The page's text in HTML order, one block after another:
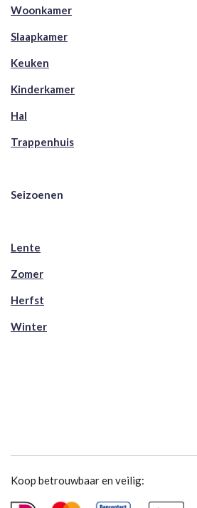
Woonkamer
Slaapkamer
Keuken
Kinderkamer
Hal
Trappenhuis
Seizoenen
Lente
Zomer
Herfst
Winter
Koop betrouwbaar en veilig: